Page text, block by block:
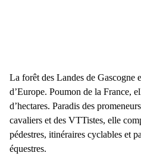
La forêt des Landes de Gascogne
d’Europe. Poumon de la France,
d’hectares. Paradis des
cavaliers et des VTTistes, elle
pédestres, itinéraires cyclables et
équestres.